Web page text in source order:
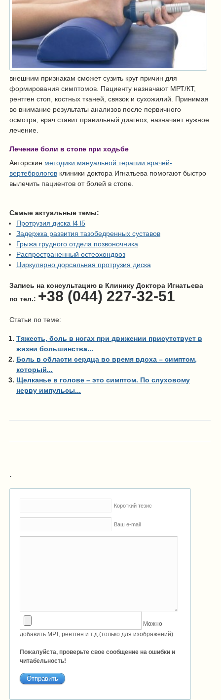
внешним признакам сможет сузить круг причин для
формирования симптомов. Пациенту назначают МРТ/КТ,
рентген стоп, костных тканей, связок и сухожилий. Принимая
во внимание результаты анализов после первичного
осмотра, врач ставит правильный диагноз, назначает нужное
лечение.
Лечение боли в стопе при ходьбе
Авторские методики мануальной терапии врачей-
вертебрологов клиники доктора Игнатьева помогают быстро
вылечить пациентов от болей в стопе.
Самые актуальные темы:
Протрузия диска l4 l5
Задержка развития тазобедренных суставов
Грыжа грудного отдела позвоночника
Распространенный остеохондроз
Циркулярно дорсальная протрузия диска
Запись на консультацию в Клинику Доктора Игнатьева
по тел.: +38 (044) 227-32-51
Статьи по теме:
Тяжесть, боль в ногах при движении присутствует в
жизни большинства...
Боль в области сердца во время вдоха – симптом,
который...
Щелканье в голове – это симптом. По слуховому
нерву импульсы...
.
Короткий тезис
Ваш e-mail
Можно
добавить МРТ, рентген и т.д.(только для изображений)
Пожалуйста, проверьте свое сообщение на ошибки и
читабельность!